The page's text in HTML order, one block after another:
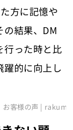
方に記憶や
の結果、DM
行った時と比
的に向上し
お客様の声 |